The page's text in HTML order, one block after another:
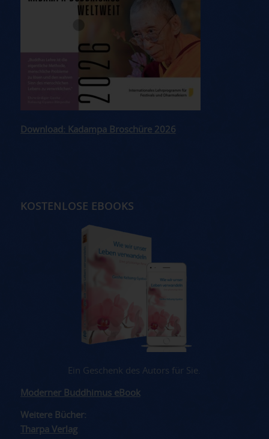
Download: Kadampa Broschüre 2026
KOSTENLOSE EBOOKS
Ein Geschenk des Autors für Sie.
Moderner Buddhimus eBook
Weitere Bücher:
Tharpa Verlag